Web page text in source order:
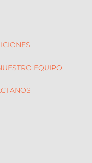
EQUIPO